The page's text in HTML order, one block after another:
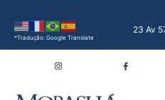
*Tradução: Google Translate
23 Av